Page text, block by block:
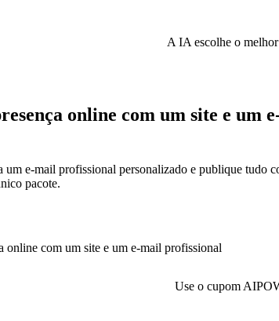
A IA escolhe o melhor
online com um site e um
um e-mail profissional personalizado e publique tudo
pacote.
Use o cupom